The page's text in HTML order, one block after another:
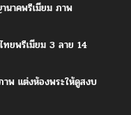
นาคพรีเมียม ภาพ
ทยพรีเมียม 3 ลาย 14
าพ แต่งห้องพระให้ดูสงบ